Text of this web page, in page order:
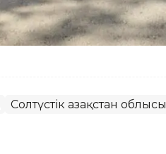
Солтүстік Қазақстан облысы